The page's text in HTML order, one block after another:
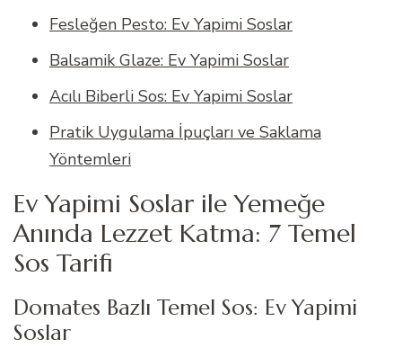
Fesleğen Pesto: Ev Yapimi Soslar
Balsamik Glaze: Ev Yapimi Soslar
Acılı Biberli Sos: Ev Yapimi Soslar
Pratik Uygulama İpuçları ve Saklama
Yöntemleri
Ev Yapimi Soslar ile Yemeğe
Anında Lezzet Katma: 7 Temel
Sos Tarifi
Domates Bazlı Temel Sos: Ev Yapimi
Soslar